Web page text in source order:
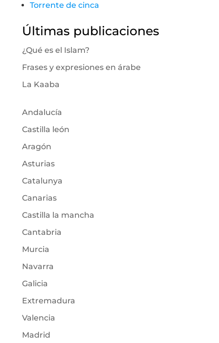
Torrente de cinca
Últimas publicaciones
¿Qué es el Islam?
Frases y expresiones en árabe
La Kaaba
Andalucía
Castilla león
Aragón
Asturias
Catalunya
Canarias
Castilla la mancha
Cantabria
Murcia
Navarra
Galicia
Extremadura
Valencia
Madrid